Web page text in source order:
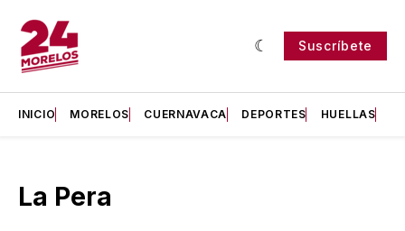
Suscríbete
INICIO MORELOS CUERNAVACA DEPORTES HUELLAS
La Pera